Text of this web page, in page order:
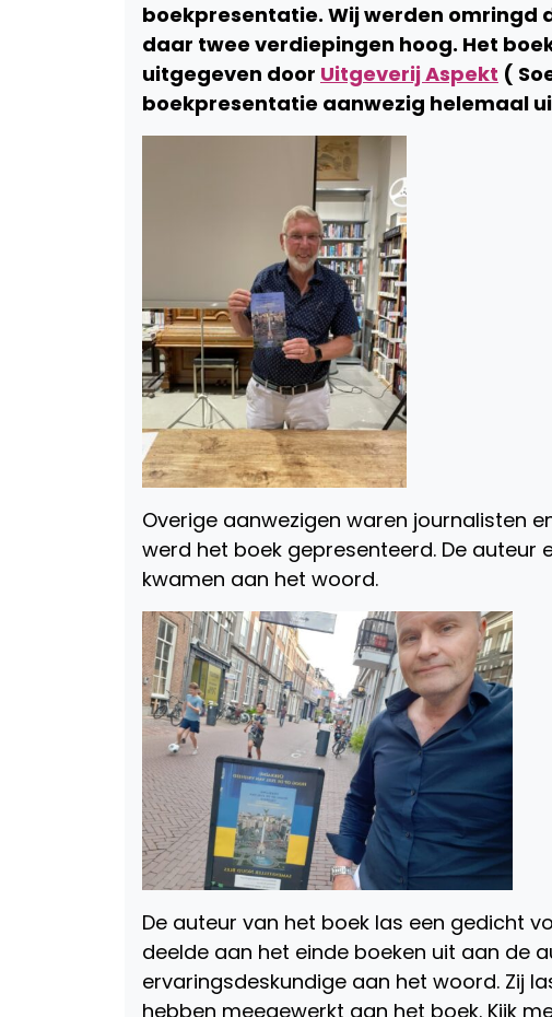
boekpresentatie. Wij werden omringd
daar twee verdiepingen hoog. Het
uitgegeven door Uitgeverij Aspekt (
boekpresentatie aanwezig helemaal
Overige aanwezigen waren journalisten
werd het boek gepresenteerd. De auteur
kwamen aan het woord.
De auteur van het boek las een gedicht
deelde aan het einde boeken uit aan de
ervaringsdeskundige aan het woord. Zij
hebben meegewerkt aan het boek. Kijk